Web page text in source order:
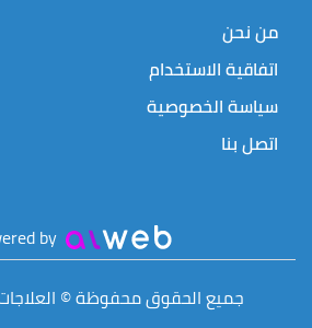
من نحن
اتفاقية الاستخدام
سياسة الخصوصية
اتصل بنا
by
جميع الحقوق محفوظة © العلاجات